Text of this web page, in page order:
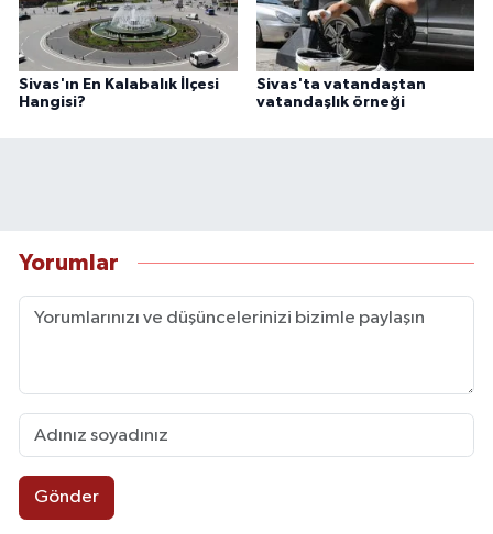
Sivas'ın En Kalabalık İlçesi
Hangisi?
Sivas'ta vatandaştan
vatandaşlık örneği
Yorumlar
Gönder